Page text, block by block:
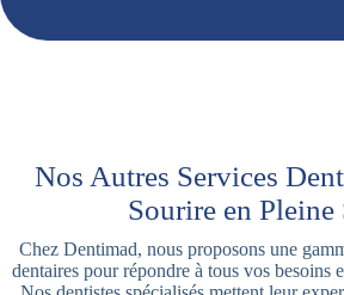
Nos Autres Services
Sourire en Pleine
Chez Dentimad, nous proposons une
dentaires pour répondre à tous vos besoins